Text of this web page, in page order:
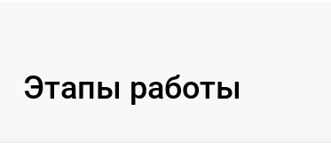
Этапы работы